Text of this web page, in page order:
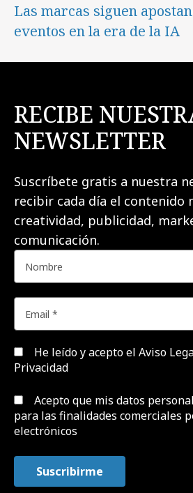
Las marcas siguen
eventos en la era de la IA
RECIBE
NEWSLETTER
Suscríbete gratis a nuestra
recibir cada día el contenido
creatividad, publicidad,
comunicación.
He leído y acepto el Aviso
Privacidad
Acepto que mis datos
para las finalidades comerciales
electrónicos